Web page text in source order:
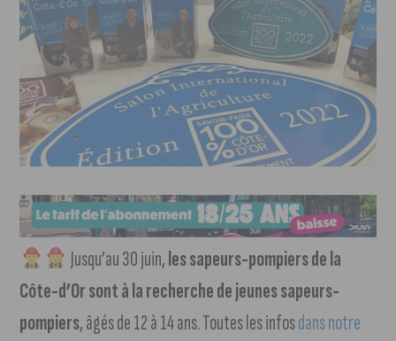
Jusqu’au 30 juin,les sapeurs-pompiers de la
Côte-d’Or sont à la recherche de jeunes sapeurs-
pompiers, âgés de 12 à 14 ans. Toutes les infosdans notre